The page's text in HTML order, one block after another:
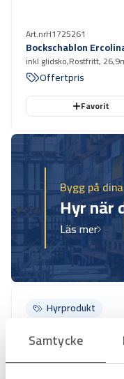
Samtycke
Art.nrH1725261
Bockschablon
inkl glidsko,Rostfritt,
Offertpris
Favorit
Bygg på
Hyr när
Läs mer
Hyrprodukt
Hyrprodukt